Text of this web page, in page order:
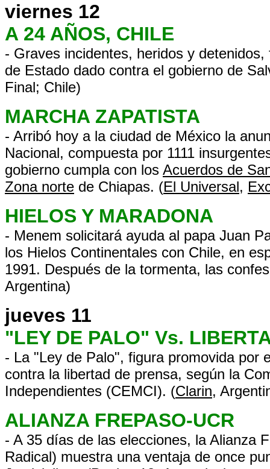
viernes 12
A 24 AÑOS, CHILE
- Graves incidentes, heridos y
de Estado dado contra el gobierno de
Final; Chile)
MARCHA ZAPATISTA
- Arribó hoy a la ciudad de México la
Nacional, compuesta por 1111
gobierno cumpla con los Acuerdos de
Zona norte de Chiapas. (El Universal,
HIELOS Y MARADONA
- Menem solicitará ayuda al papa Juan
los Hielos Continentales con Chile, en
1991. Después de la tormenta, las
Argentina)
jueves 11
"LEY DE PALO" Vs.
- La "Ley de Palo", figura promovida por
contra la libertad de prensa, según la
Independientes (CEMCI). (Clarin,
ALIANZA FREPASO-UCR
- A 35 días de las elecciones, la Alianza
Radical) muestra una ventaja de once